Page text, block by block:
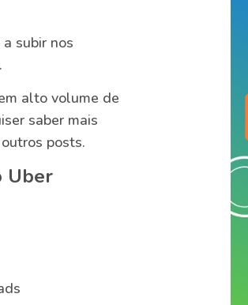
subir nos
alto volume de
saber mais
posts.
Uber